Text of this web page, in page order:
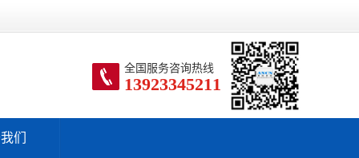
全国服务咨询热线
13923345211
们